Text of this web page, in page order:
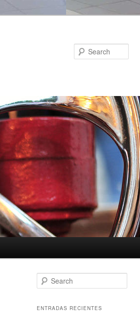
Search
ENTRADAS RECIENTES